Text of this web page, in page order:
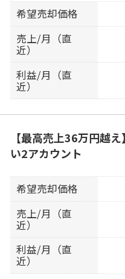
希望売却価格
売上/月（直
近）
利益/月（直
近）
【最高売上36万円越
い2アカウント
希望売却価格
売上/月（直
近）
利益/月（直
近）